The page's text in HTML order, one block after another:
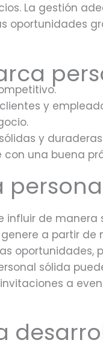
La gestión
oportunidades
y
y
con una buena
influir de
a partir
oportunidades,
sólida
a